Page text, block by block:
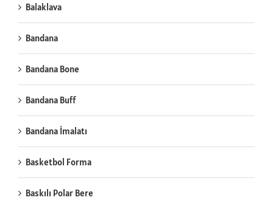
Balaklava
Bandana
Bandana Bone
Bandana Buff
Bandana İmalatı
Basketbol Forma
Baskılı Polar Bere